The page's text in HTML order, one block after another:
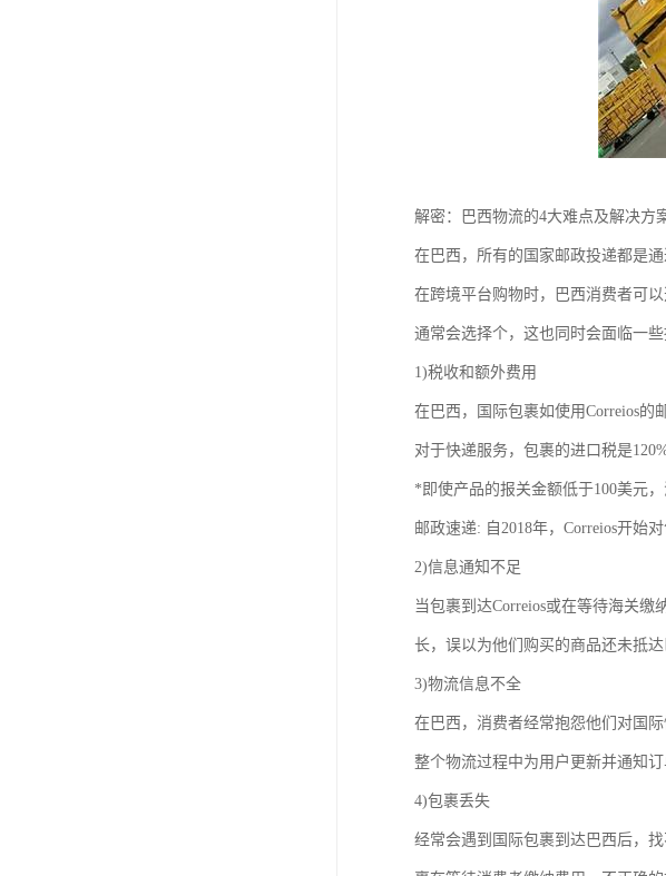
解密：巴西物流的4大难点及解决方
在巴西，所有的国家邮政投递都是
在跨境平台购物时，巴西消费者可
通常会选择个，这也同时会面临一
1)税收和额外费用
在巴西，国际包裹如使用Correios的
对于快递服务，包裹的进口税是
*即使产品的报关金额低于100美元
邮政速递: 自2018年，Correios开始
2)信息通知不足
当包裹到达Correios或在等待海关
长，误以为他们购买的商品还未抵达
3)物流信息不全
在巴西，消费者经常抱怨他们对国
整个物流过程中为用户更新并通知订
4)包裹丢失
经常会遇到国际包裹到达巴西后，